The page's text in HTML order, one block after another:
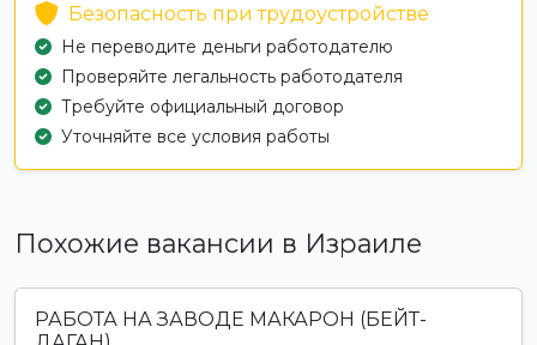
Безопасность при трудоустройстве
Не переводите деньги работодателю
Проверяйте легальность работодателя
Требуйте официальный договор
Уточняйте все условия работы
Похожие вакансии в Израиле
РАБОТА НА ЗАВОДЕ МАКАРОН (БЕЙТ-